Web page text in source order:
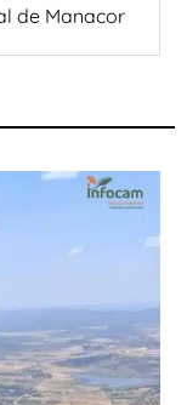
de Manacor